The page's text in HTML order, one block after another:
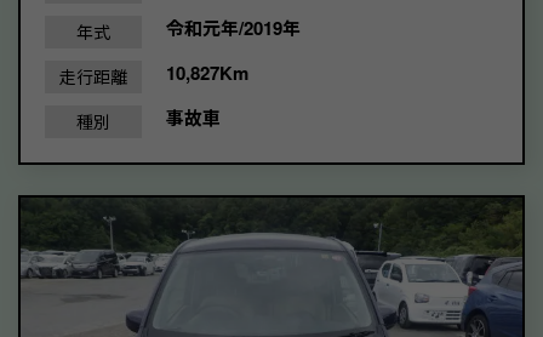
年式 令和元年/2019年
走行距離 10,827Km
種別 事故車